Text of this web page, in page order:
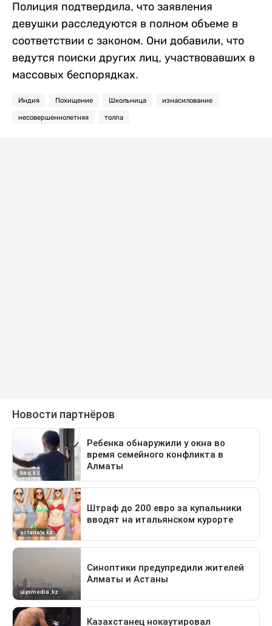
Полиция подтвердила, что заявления
девушки расследуются в полном объеме в
соответствии с законом. Они добавили, что
ведутся поиски других лиц, участвовавших в
массовых беспорядках.
Индия Похищение Школьница изнасилование
несовершеннолетняя толпа